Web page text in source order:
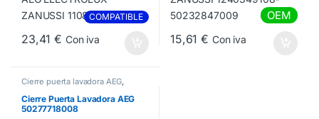
COMPATIBLE
23,41€ Con iva
OEM
15,61€ Con iva
Cierre puerta lavadora AEG,
Cierre puerta lavadora Electrolux
Cierre puerta lavadora Zanussi
Cierre Puerta Lavadora AEG
50277718008